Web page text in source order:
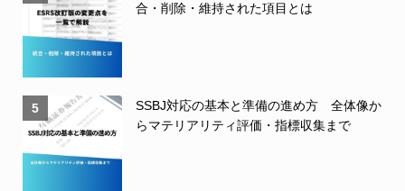
合・削除・維持された項目とは
5
SSBJ対応の基本と準備の進め方 全体像か
らマテリアリティ評価・指標収集まで